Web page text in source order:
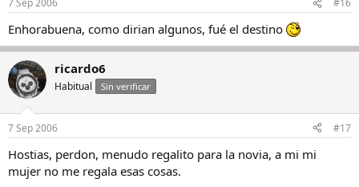
7 Sep 2006 #16
Enhorabuena, como dirian algunos, fué el destino
ricardo6
Habitual Sin verificar
7 Sep 2006 #17
Hostias, perdon, menudo regalito para la novia, a mi mi
mujer no me regala esas cosas.